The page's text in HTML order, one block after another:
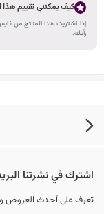
كيف يمكنني تقييم هذا
إذا اشتريت هذا المنتج من
رأيك.
اشترك في نشرتنا
تعرف على أحدث العروض